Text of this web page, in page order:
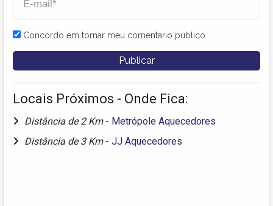
Concordo em tornar meu comentário público
Locais Próximos - Onde Fica:
Distância de 2 Km - Metrópole Aquecedores
Distância de 3 Km - JJ Aquecedores